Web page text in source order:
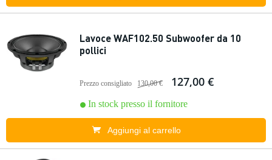
Lavoce WAF102.50 Subwoofer da 10
pollici
Prezzo consigliato 130,00 € 127,00 €
In stock presso il fornitore
Aggiungi al carrello